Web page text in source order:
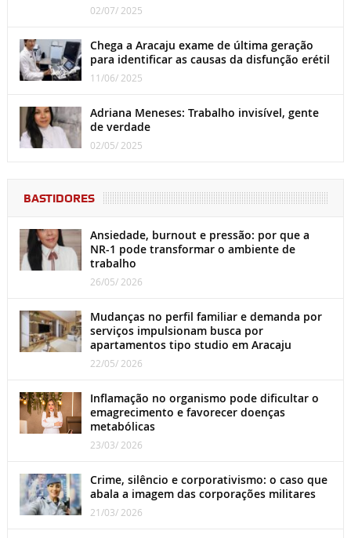
02/07/ 2025
Chega a Aracaju exame de última geração
para identificar as causas da disfunção erétil
11/06/ 2025
Adriana Meneses: Trabalho invisível, gente
de verdade
02/05/ 2025
BASTIDORES
Ansiedade, burnout e pressão: por que a
NR-1 pode transformar o ambiente de
trabalho
26/05/ 2026
Mudanças no perfil familiar e demanda por
serviços impulsionam busca por
apartamentos tipo studio em Aracaju
22/05/ 2026
Inflamação no organismo pode dificultar o
emagrecimento e favorecer doenças
metabólicas
23/03/ 2026
Crime, silêncio e corporativismo: o caso que
abala a imagem das corporações militares
21/03/ 2026